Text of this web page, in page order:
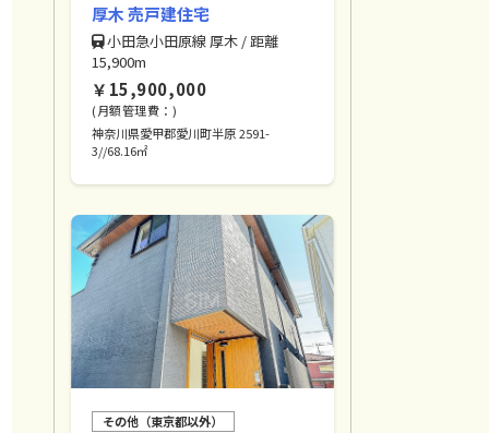
厚⽊ 売⼾建住宅
⼩⽥急⼩⽥原線 厚⽊ / 距離
15,900m
￥15,900,000
(月額管理費：)
神奈川県愛甲郡愛川町半原 2591-
3//68.16㎡
その他（東京都以外）